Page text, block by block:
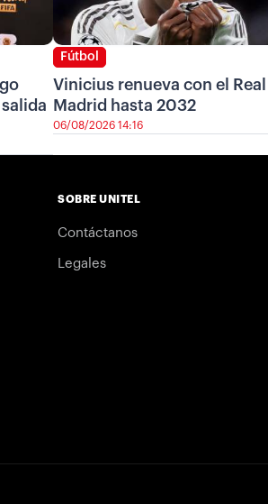
Fútbol
Vinicius renueva con el Real
Madrid hasta 2032
06/08/2026 14:16
SOBRE UNITEL
Contáctanos
Legales